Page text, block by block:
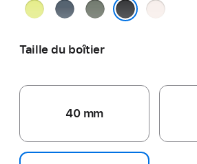
JauneBleu
Gris
Rose
Taille du boîtier
40 mm